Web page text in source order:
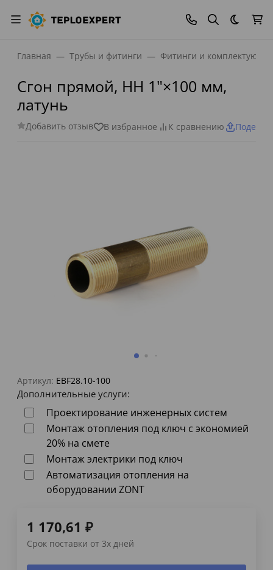
Темная
Главная Трубы и фитинги Фитинги и
Сгон прямой, НН 1"×100 мм,
латунь
Добавить отзыв В избранное К сравнению
Артикул: EBF28.10-100
Дополнительные услуги:
Проектирование инженерных систем
Монтаж отопления под ключ с экономией
20% на смете
Монтаж электрики под ключ
Автоматизация отопления на
оборудовании ZONT
1 170,61 ₽
Срок поставки от 3х дней